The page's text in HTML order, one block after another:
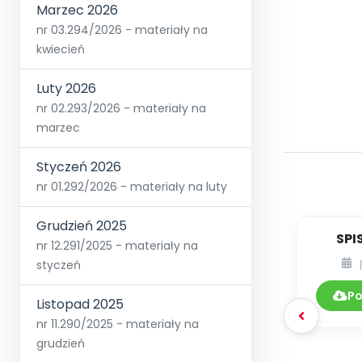
Marzec 2026
nr 03.294/2026 - materiały na
kwiecień
Luty 2026
nr 02.293/2026 - materiały na
marzec
Styczeń 2026
nr 01.292/2026 - materiały na luty
Grudzień 2025
nr 12.291/2025 - materiały na
styczeń
Listopad 2025
nr 11.290/2025 - materiały na
grudzień